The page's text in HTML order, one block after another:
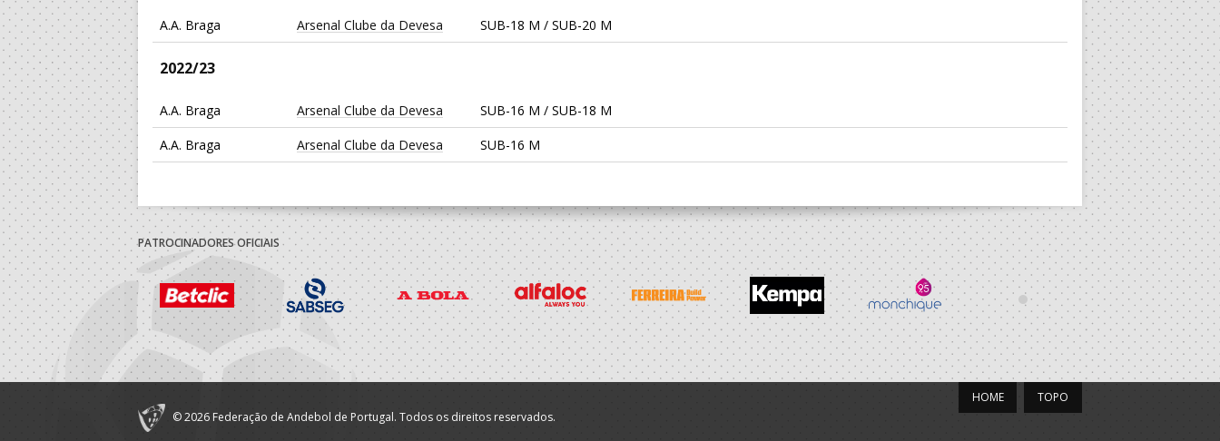
A.A. Braga Arsenal Clube da Devesa SUB-18 M / SUB-20 M
2022/23
A.A. Braga Arsenal Clube da Devesa
SUB-16 M / SUB-18 M
A.A. Braga
Arsenal Clube da Devesa SUB-16 M
PATROCINADORES OFICIAIS
TOPO
HOME
© 2026 Federação de Andebol de Portugal. Todos os direitos reservados.